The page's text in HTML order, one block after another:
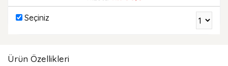
Seçiniz
Ürün Özellikleri